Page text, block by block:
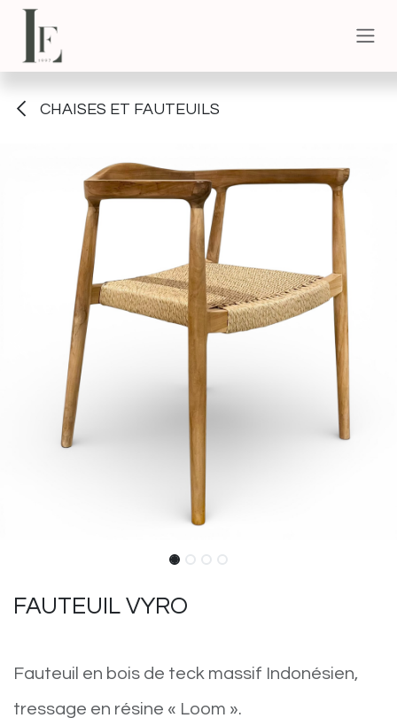
Se rendre au contenu
CHAISES ET FAUTEUILS
FAUTEUIL VYRO
Fauteuil en bois de teck massif Indonésien,
tressage en résine « Loom ».